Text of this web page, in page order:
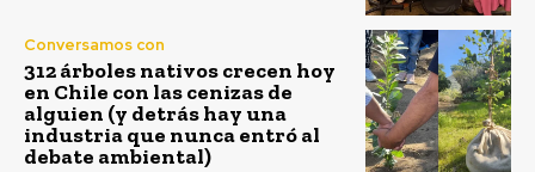
Conversamos con
312 árboles nativos crecen hoy
en Chile con las cenizas de
alguien (y detrás hay una
industria que nunca entró al
debate ambiental)